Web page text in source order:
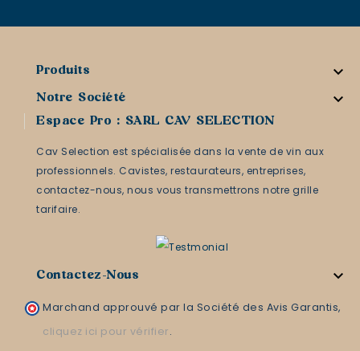
Produits 
Notre Société 
Espace Pro : SARL CAV SELECTION
Cav Selection est spécialisée dans la vente de vin aux
professionnels. Cavistes, restaurateurs, entreprises,
contactez-nous, nous vous transmettrons notre grille
tarifaire.
Contactez-Nous 
Marchand approuvé par la Société des Avis Garantis,
cliquez ici pour vérifier.